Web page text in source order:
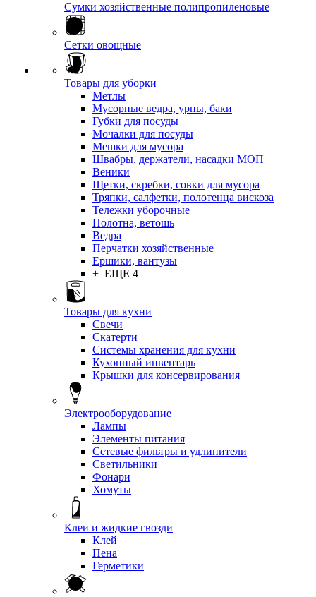
Сумки хозяйственные полипропиленовые
Сетки овощные
Товары для уборки
Метлы
Мусорные ведра, урны, баки
Губки для посуды
Мочалки для посуды
Мешки для мусора
Швабры, держатели, насадки МОП
Веники
Щетки, скребки, совки для мусора
Тряпки, салфетки, полотенца вискоза
Тележки уборочные
Полотна, ветошь
Ведра
Перчатки хозяйственные
Ершики, вантузы
+ ЕЩЕ 4
Товары для кухни
Свечи
Скатерти
Системы хранения для кухни
Кухонный инвентарь
Крышки для консервирования
Электрооборудование
Лампы
Элементы питания
Сетевые фильтры и удлинители
Светильники
Фонари
Хомуты
Клеи и жидкие гвозди
Клей
Пена
Герметики